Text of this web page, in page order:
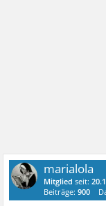
marialola
Mitglied seit:
Beiträge:900